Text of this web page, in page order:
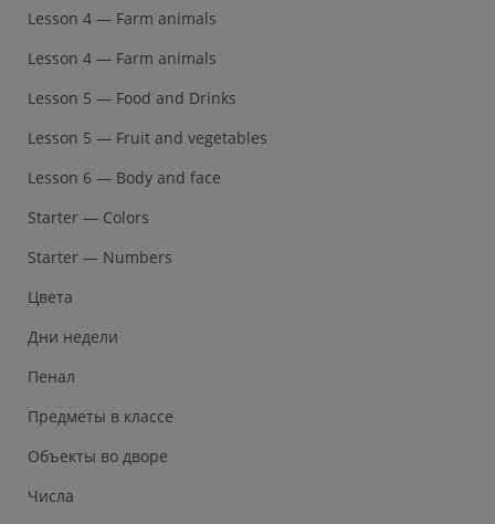
Lesson 4 — Farm animals
Lesson 4 — Farm animals
Lesson 5 — Food and Drinks
Lesson 5 — Fruit and vegetables
Lesson 6 — Body and face
Starter — Colors
Starter — Numbers
Цвета
Дни недели
Пенал
Предметы в классе
Объекты во дворе
Числа